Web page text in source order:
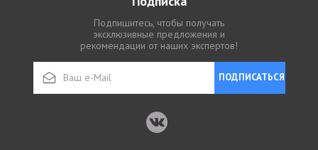
Подпишитесь, чтобы получать
эксклюзивные предложения и
рекомендации от наших экспертов!
ПОДПИСАТЬСЯ